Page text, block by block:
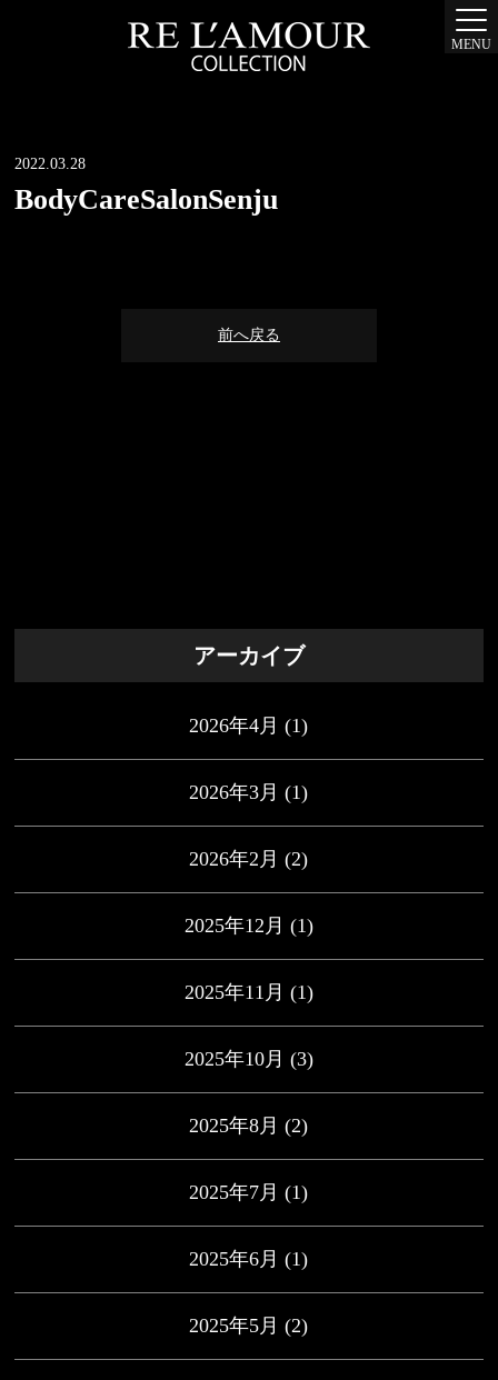
MENU
2022.03.28
BodyCareSalonSenju
前へ戻る
アーカイブ
2026年4月 (1)
2026年3月 (1)
2026年2月 (2)
2025年12月 (1)
2025年11月 (1)
2025年10月 (3)
2025年8月 (2)
2025年7月 (1)
2025年6月 (1)
2025年5月 (2)